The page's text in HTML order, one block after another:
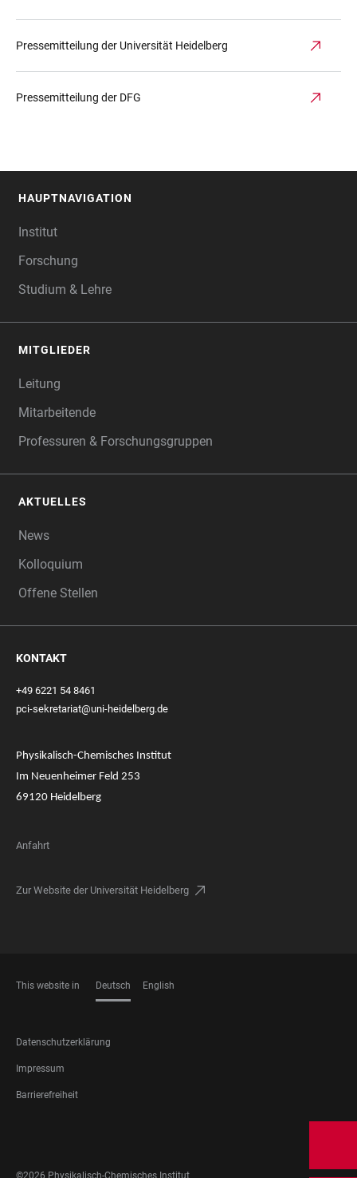
Pressemitteilung der Universität Heidelberg
Pressemitteilung der DFG
HAUPTNAVIGATION
Institut
Forschung
Studium & Lehre
MITGLIEDER
Leitung
Mitarbeitende
Professuren & Forschungsgruppen
AKTUELLES
News
Kolloquium
Offene Stellen
KONTAKT
+49 6221 54 8461
pci-sekretariat@uni-heidelberg.de
Physikalisch-Chemisches Institut
Im Neuenheimer Feld 253
69120 Heidelberg
Anfahrt
Zur Website der Universität Heidelberg
This website in Deutsch English
FOOTER
LEGAL
Datenschutzerklärung
Impressum
Barrierefreiheit
MEDIA
©2026 Physikalisch-Chemisches Institut